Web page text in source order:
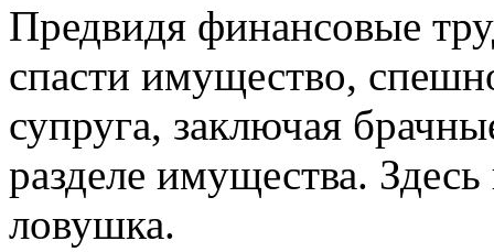
Предвидя финансовые
спасти имущество,
супруга, заключая
разделе имущества.
ловушка.